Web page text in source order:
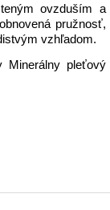
ovzduším a
pružnosť,
vzhľadom.
Minerálny pleťový